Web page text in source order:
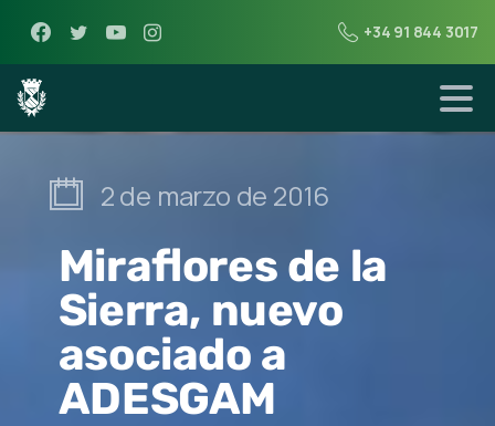
+34 91 844 3017
2 de marzo de 2016
Miraflores de la
Sierra, nuevo
asociado a
ADESGAM